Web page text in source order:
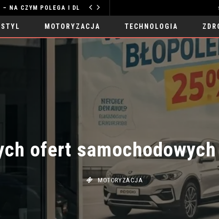
TERAPIA GESTALT ONLINE – NA CZYM POLEGA I DLA KOGO JEST ODPOWIEDNIA?
MOTORYZACJA TECHNOLOGIA
ofert samochodowych
MOTORYZACJA